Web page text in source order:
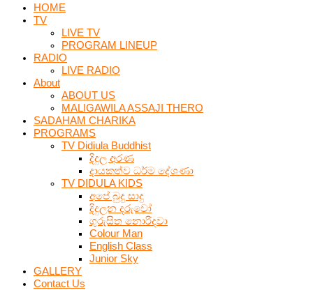
HOME
TV
LIVE TV
PROGRAM LINEUP
RADIO
LIVE RADIO
About
ABOUT US
MALIGAWILA ASSAJI THERO
SADAHAM CHARIKA
PROGRAMS
TV Didiula Buddhist
දිදුල අරණ
දායකත්ව ධර්ම දේශණා
TV DIDULA KIDS
අපේ බුදු සාදු
දිදුලන දරුවෝ
ගුරුසිත නොරිදවා
Colour Man
English Class
Junior Sky
GALLERY
Contact Us